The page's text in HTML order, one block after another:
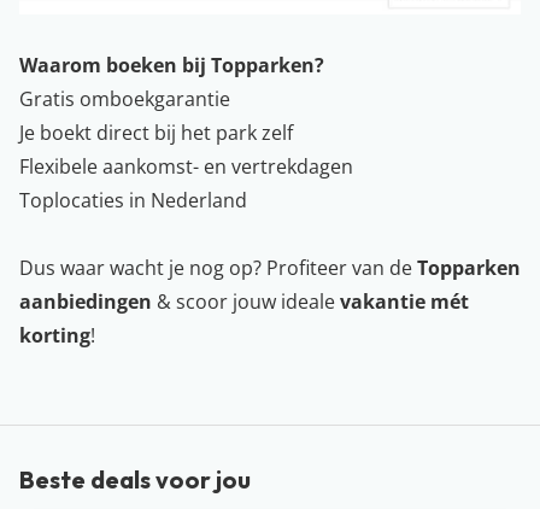
Waarom boeken bij Topparken?
Gratis omboekgarantie
Je boekt direct bij het park zelf
Flexibele aankomst- en vertrekdagen
Toplocaties in Nederland
Dus waar wacht je nog op? Profiteer van deTopparken
aanbiedingen & scoor jouw idealevakantie mét
korting!
Beste deals voor jou